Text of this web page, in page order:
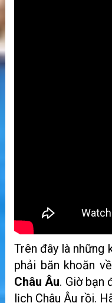
Trên đây là những
phải băn khoăn về
Châu Âu. Giờ bạn
lịch Châu Âu rồi.